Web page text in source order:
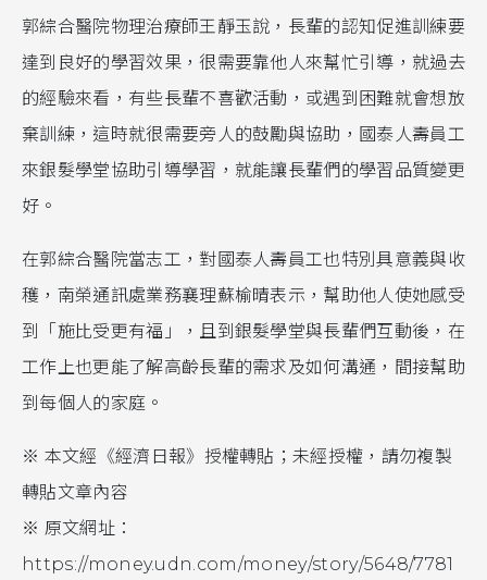
郭綜合醫院物理治療師王靜玉說，長輩的認知促進訓練要
達到良好的學習效果，很需要靠他人來幫忙引導，就過去
的經驗來看，有些長輩不喜歡活動，或遇到困難就會想放
棄訓練，這時就很需要旁人的鼓勵與協助，國泰人壽員工
來銀髮學堂協助引導學習，就能讓長輩們的學習品質變更
好。
在郭綜合醫院當志工，對國泰人壽員工也特別具意義與收
穫，南榮通訊處業務襄理蘇榆晴表示，幫助他人使她感受
到「施比受更有福」，且到銀髮學堂與長輩們互動後，在
工作上也更能了解高齡長輩的需求及如何溝通，間接幫助
到每個人的家庭。
※ 本文經《經濟日報》授權轉貼；未經授權，請勿複製
轉貼文章內容
※ 原文網址：
https://money.udn.com/money/story/5648/7781